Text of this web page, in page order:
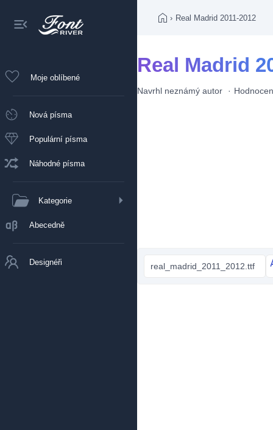
Moje oblíbené
Nová písma
Populární písma
Náhodné písma
Kategorie
Abecedně
Designéři
› Real Madrid 2011-2012
Real Madrid
Navrhl neznámý autor
real_madrid_2011_2012.ttf